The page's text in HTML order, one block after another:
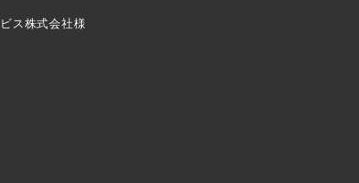
ス株式会社様